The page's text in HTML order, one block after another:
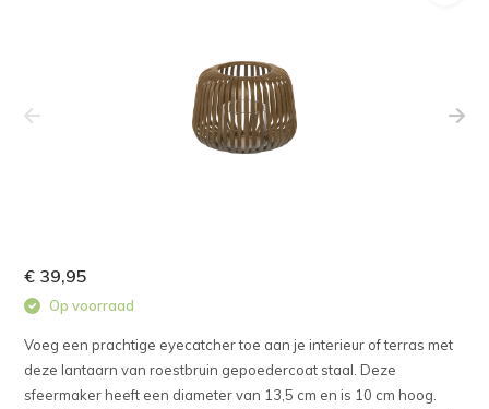
€ 39,95
Op voorraad
Voeg een prachtige eyecatcher toe aan je interieur of terras met
deze lantaarn van roestbruin gepoedercoat staal. Deze
sfeermaker heeft een diameter van 13,5 cm en is 10 cm hoog.